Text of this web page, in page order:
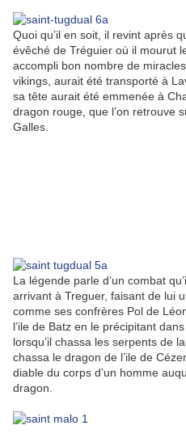
Quoi qu’il en soit, il revint après
évêché de Tréguier où il mourut
accompli bon nombre de
vikings, aurait été transporté à
sa tête aurait été emmenée à
dragon rouge, que l’on retrouve
Galles.
La légende parle d’un combat
arrivant à Treguer, faisant de lui
comme ses confrères Pol de
l’ile de Batz en le précipitant
lorsqu’il chassa les serpents de
chassa le dragon de l’ile de
diable du corps d’un homme
dragon.